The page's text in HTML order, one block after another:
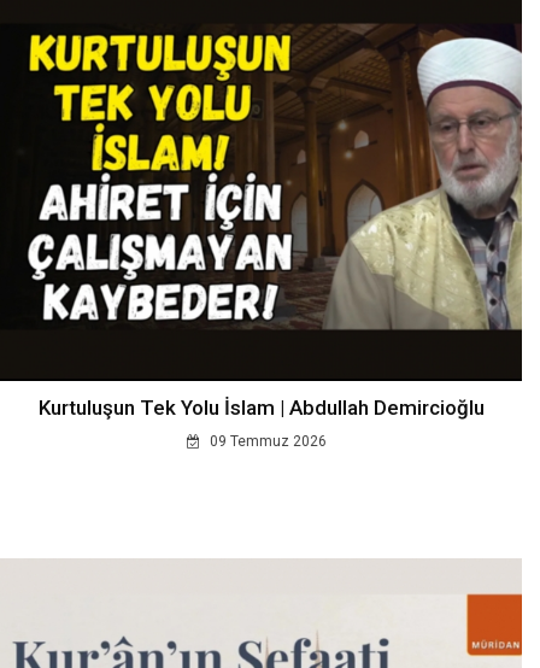
Kurtuluşun Tek Yolu İslam | Abdullah Demircioğlu
09 Temmuz 2026